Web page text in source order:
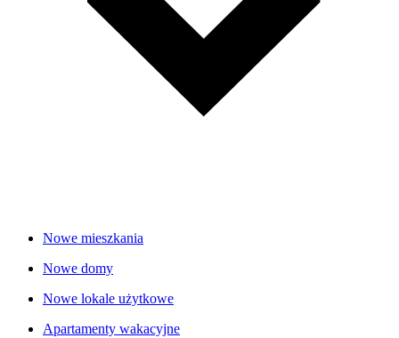
Nowe mieszkania
Nowe domy
Nowe lokale użytkowe
Apartamenty wakacyjne